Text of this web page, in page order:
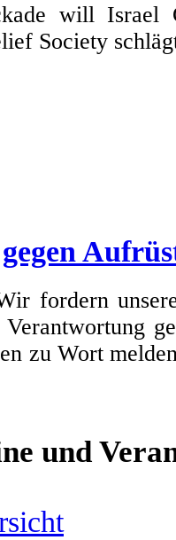
will Israel
Society
fordern
zu Wort
und